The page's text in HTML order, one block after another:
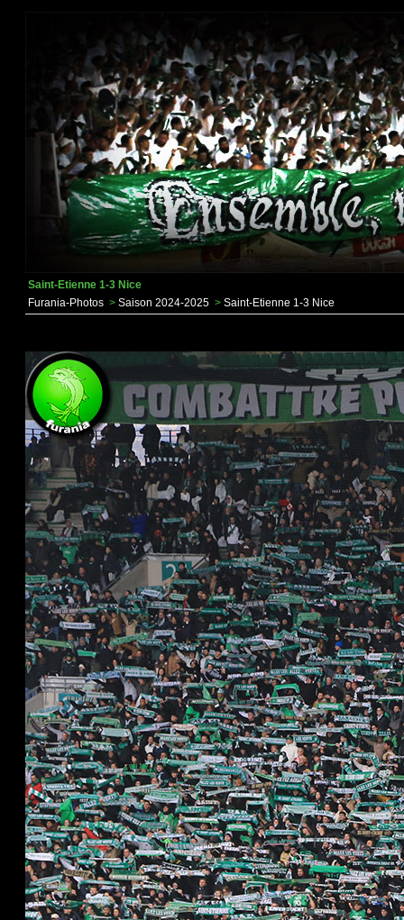
Saint-Etienne 1-3 Nice
Furania-Photos > Saison 2024-2025 > Saint-Etienne 1-3 Nice